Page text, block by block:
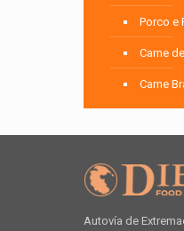
Porco e
Carne
Carne
Autovía de